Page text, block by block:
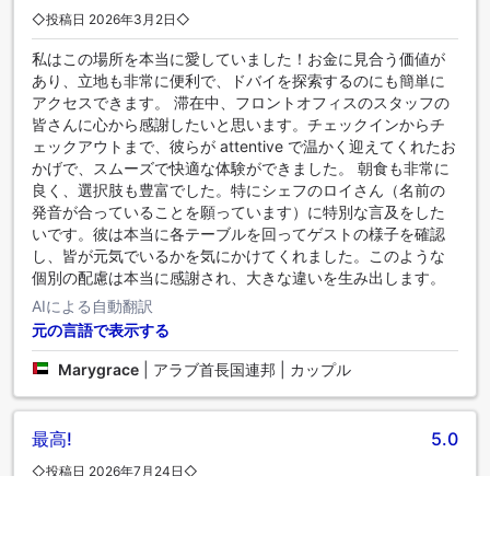
◇投稿日 2026年3月2日◇
私はこの場所を本当に愛していました！お金に見合う価値が
あり、立地も非常に便利で、ドバイを探索するのにも簡単に
アクセスできます。 滞在中、フロントオフィスのスタッフの
皆さんに心から感謝したいと思います。チェックインからチ
ェックアウトまで、彼らが attentive で温かく迎えてくれたお
かげで、スムーズで快適な体験ができました。 朝食も非常に
良く、選択肢も豊富でした。特にシェフのロイさん（名前の
発音が合っていることを願っています）に特別な言及をした
いです。彼は本当に各テーブルを回ってゲストの様子を確認
し、皆が元気でいるかを気にかけてくれました。このような
個別の配慮は本当に感謝され、大きな違いを生み出します。
AIによる自動翻訳
元の言語で表示する
Marygrace アラブ首長国連邦 | カップル
最高! 5.0
◇投稿日 2026年7月24日◇